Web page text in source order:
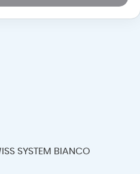
SYSTEM BIANCO